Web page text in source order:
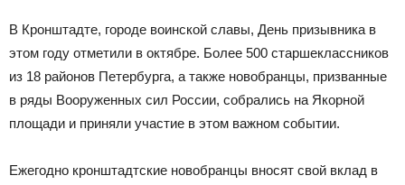
В Кронштадте, городе воинской славы, День призывника в
этом году отметили в октябре. Более 500 старшеклассников
из 18 районов Петербурга, а также новобранцы, призванные
в ряды Вооруженных сил России, собрались на Якорной
площади и приняли участие в этом важном событии.
Ежегодно кронштадтские новобранцы вносят свой вклад в